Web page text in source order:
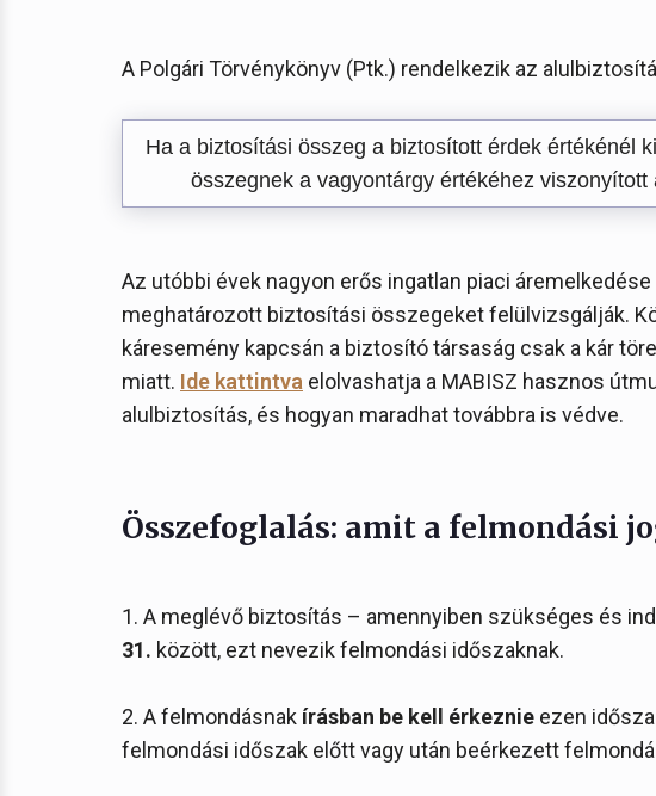
A Polgári Törvénykönyv (Ptk.) rendelkezik az
Ha a biztosítási összeg a biztosított érdek értékénél
összegnek a vagyontárgy értékéhez
Az utóbbi évek nagyon erős ingatlan piaci
meghatározott biztosítási összegeket felülvizsgálják.
káresemény kapcsán a biztosító társaság csak a kár
miatt. Ide kattintva elolvashatja a MABISZ hasznos
alulbiztosítás, és hogyan maradhat továbbra is védve.
Összefoglalás: amit a felmondási
1. A meglévő biztosítás – amennyiben szükséges és
31. között, ezt nevezik felmondási időszaknak.
2. A felmondásnak írásban be kell érkeznie ezen
felmondási időszak előtt vagy után beérkezett